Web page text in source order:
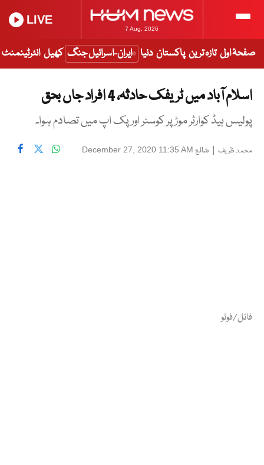
7 Aug, 2026
LIVE
صفحۂ اول تازہ ترین پاکستان دنیا ایران-اسرائیل جنگ کھیل انٹرٹینمنٹ
اسلام آباد میں ٹریفک حادثہ، 4 افراد جاں بحق
پولیس ہیڈ کوارٹر موڑ پر کوسٹر اور پک اپ میں تصادم ہوا۔
محمد ظریف | شائع December 27, 2020 11:35 AM
فائل/فوٹو